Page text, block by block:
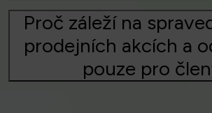
Proč záleží na
prodejních akcích a
pouze pro